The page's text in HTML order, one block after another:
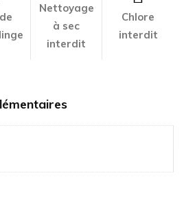
Nettoyage
à sec
interdit
Chlore
interdit